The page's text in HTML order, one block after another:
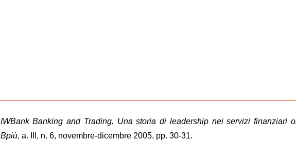
IWBank Banking and Trading. Una storia di leadership nei servizi finanziari
Bpiù, a. III, n. 6, novembre-dicembre 2005, pp. 30-31.